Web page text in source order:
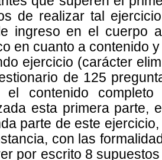
de realizar tal
ingreso en el cuerpo
en cuanto a contenido
ejercicio (carácter
de 125
el contenido
esta primera parte,
parte de este
con las
por escrito 8